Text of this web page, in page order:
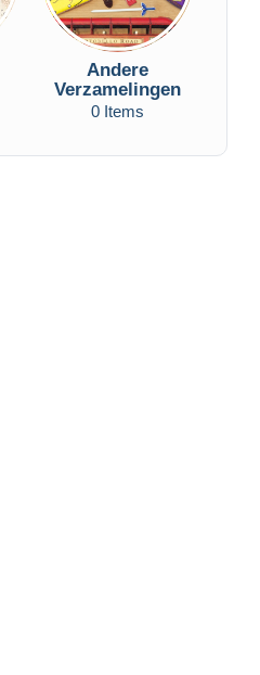
Andere
Verzamelingen
0 Items